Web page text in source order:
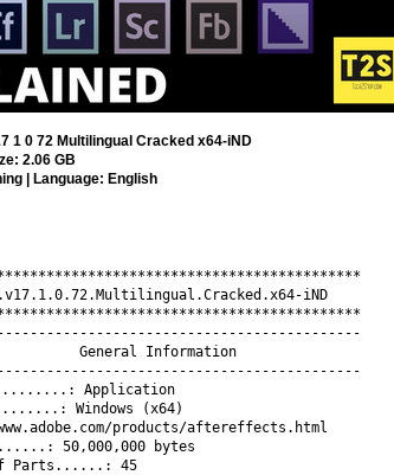
1 0 72 Multilingual Cracked x64-iND
2.06 GB
| Language: English
iND
General Information
Application
Windows (x64)
products/aftereffects.html
50,000,000 bytes
of Parts......: 45